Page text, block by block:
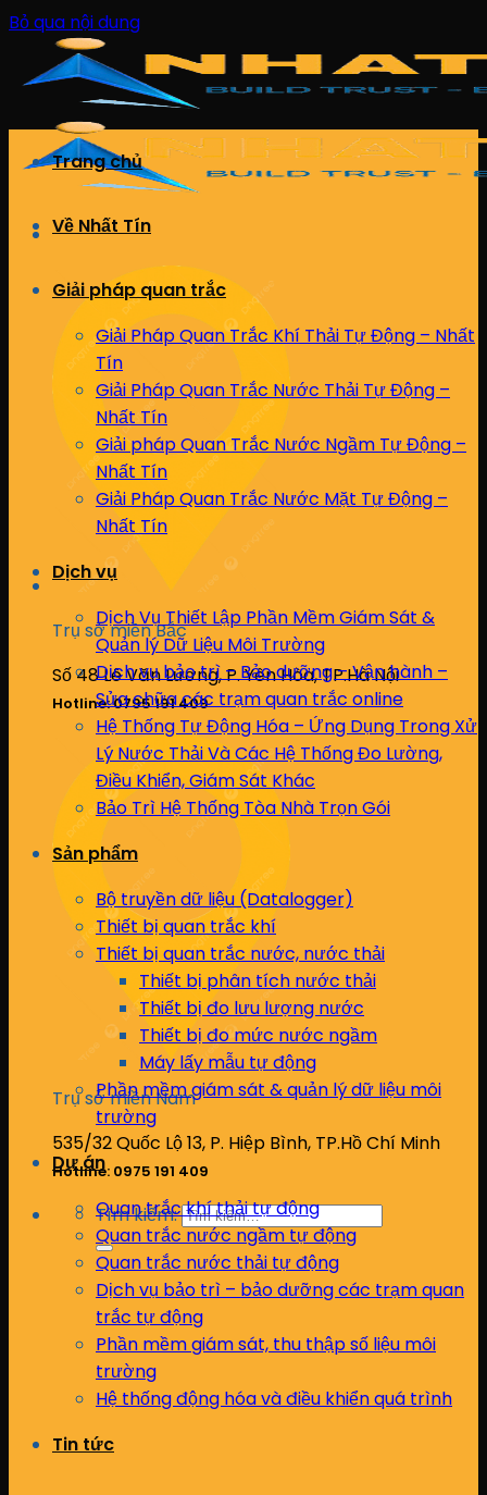
Bỏ qua nội dung
Trụ sở miền Bắc
Số 48 Lê Văn Lương, P. Yên Hòa, TP.Hà Nội
Hotline: 0795 191 409
Trụ sở miền Nam
535/32 Quốc Lộ 13, P. Hiệp Bình, TP.Hồ Chí Minh
Hotline: 0975 191 409
Tìm kiếm:
Trang chủ
Về Nhất Tín
Giải pháp quan trắc
Giải Pháp Quan Trắc Khí Thải Tự Động – Nhất
Tín
Giải Pháp Quan Trắc Nước Thải Tự Động –
Nhất Tín
Giải pháp Quan Trắc Nước Ngầm Tự Động –
Nhất Tín
Giải Pháp Quan Trắc Nước Mặt Tự Động –
Nhất Tín
Dịch vụ
Dịch Vụ Thiết Lập Phần Mềm Giám Sát &
Quản lý Dữ Liệu Môi Trường
Dịch vụ bảo trì – Bảo dưỡng – Vận hành –
Sửa chữa các trạm quan trắc online
Hệ Thống Tự Động Hóa – Ứng Dụng Trong Xử
Lý Nước Thải Và Các Hệ Thống Đo Lường,
Điều Khiển, Giám Sát Khác
Bảo Trì Hệ Thống Tòa Nhà Trọn Gói
Sản phẩm
Bộ truyền dữ liệu (Datalogger)
Thiết bị quan trắc khí
Thiết bị quan trắc nước, nước thải
Thiết bị phân tích nước thải
Thiết bị đo lưu lượng nước
Thiết bị đo mức nước ngầm
Máy lấy mẫu tự động
Phần mềm giám sát & quản lý dữ liệu môi
trường
Dự án
Quan trắc khí thải tự động
Quan trắc nước ngầm tự động
Quan trắc nước thải tự động
Dịch vụ bảo trì – bảo dưỡng các trạm quan
trắc tự động
Phần mềm giám sát, thu thập số liệu môi
trường
Hệ thống động hóa và điều khiển quá trình
Tin tức